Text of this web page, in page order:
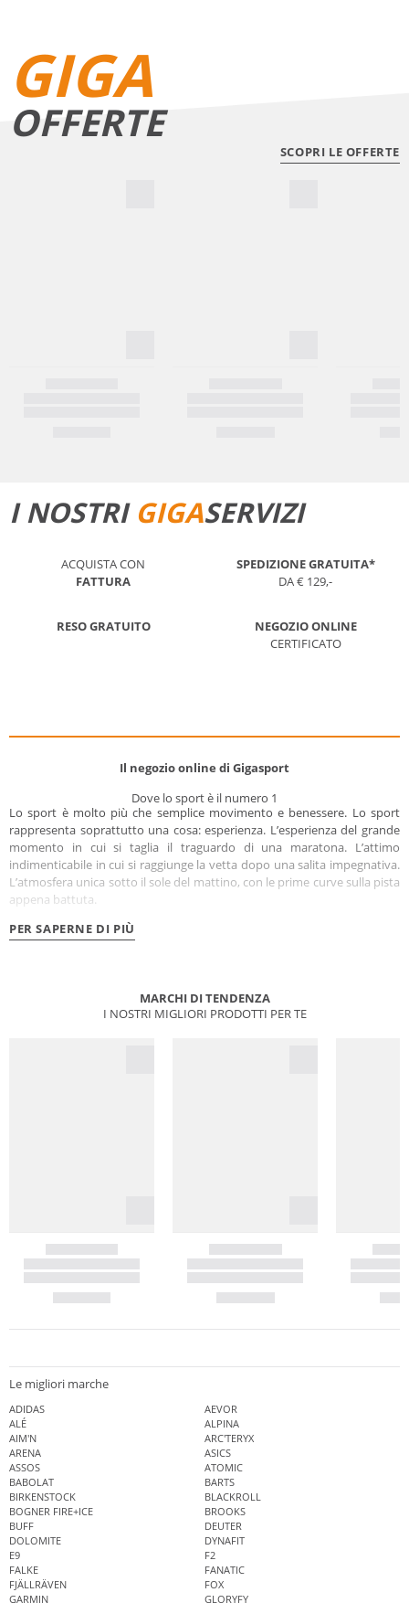
GIGA
OFFERTE
SCOPRI LE OFFERTE
I NOSTRI GIGASERVIZI
ACQUISTA CON
FATTURA
SPEDIZIONE GRATUITA*
DA € 129,-
RESO GRATUITO
NEGOZIO ONLINE
CERTIFICATO
Il negozio online di Gigasport
Dove lo sport è il numero 1
Lo sport è molto più che semplice movimento e benessere. Lo sport
rappresenta soprattutto una cosa: esperienza. L’esperienza del grande
momento in cui si taglia il traguardo di una maratona. L’attimo
indimenticabile in cui si raggiunge la vetta dopo una salita impegnativa.
L’atmosfera unica sotto il sole del mattino, con le prime curve sulla pista
appena battuta.
PER SAPERNE DI PIÙ
MARCHI DI TENDENZA
I NOSTRI MIGLIORI PRODOTTI PER TE
Le migliori marche
ADIDAS
AEVOR
ALÉ
ALPINA
AIM'N
ARC'TERYX
ARENA
ASICS
ASSOS
ATOMIC
BABOLAT
BARTS
BIRKENSTOCK
BLACKROLL
BOGNER FIRE+ICE
BROOKS
BUFF
DEUTER
DOLOMITE
DYNAFIT
E9
F2
FALKE
FANATIC
FJÄLLRÄVEN
FOX
GARMIN
GLORYFY